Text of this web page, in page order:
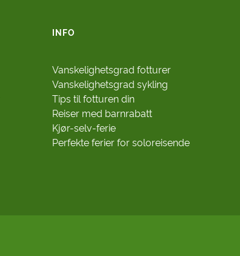
INFO
Vanskelighetsgrad fotturer
Vanskelighetsgrad sykling
Tips til fotturen din
Reiser med barnrabatt
Kjør-selv-ferie
Perfekte ferier for soloreisende